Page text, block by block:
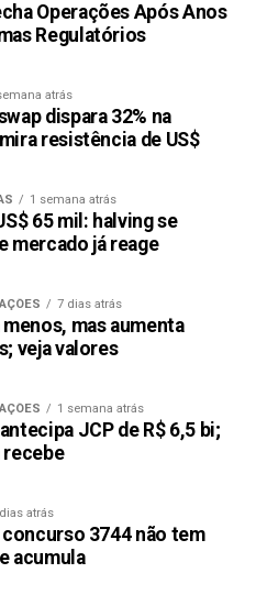
Operações Após Anos
Regulatórios
atrás
dispara 32% na
resistência de US$
1 semana atrás
65 mil: halving se
mercado já reage
7 dias atrás
mas aumenta
veja valores
1 semana atrás
JCP de R$ 6,5 bi;
recebe
atrás
3744 não tem
acumula